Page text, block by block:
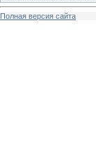
Полная версия сайта